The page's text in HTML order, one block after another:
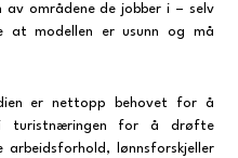
områdene de jobber i – selv
at modellen er usunn og må
er nettopp behovet for å
turistnæringen for å drøfte
arbeidsforhold, lønnsforskjeller